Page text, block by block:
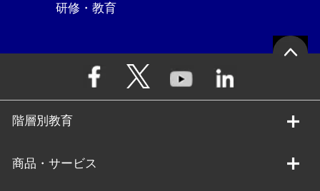
研修・教育
階層別教育
商品・サービス